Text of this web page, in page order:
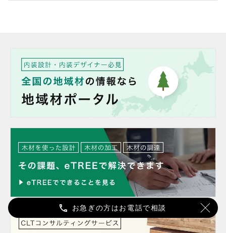
お急ぎの方はお電話で相談